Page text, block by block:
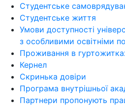
Студентське
Студентське життя
Умови доступності
з особливими освітніми
Проживання в
Кернел
Скринька довіри
Програма внутрішньої
Партнери пропонують